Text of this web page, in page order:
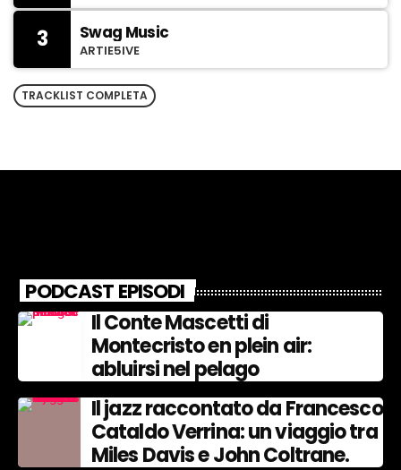
3 Swag Music
ARTIE5IVE
TRACKLIST COMPLETA
PODCAST EPISODI
Il Conte Mascetti di
Montecristo en plein air:
abluirsi nel pelago
Il jazz raccontato da Francesco
Cataldo Verrina: un viaggio tra
Miles Davis e John Coltrane.